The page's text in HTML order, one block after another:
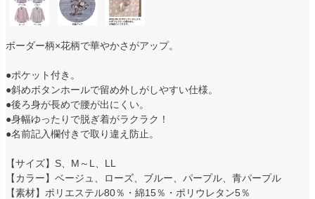
ボーダー柄×花柄で華やかさがアップ。
●ポケット付き。
●斜めボタンホールで留め外しがしやすい仕様。
●後ろ身が長めで腰が出にくい。
●身幅ゆったりで脱ぎ着がラクラク！
●名前記入欄付きで取り違え防止。
【サイズ】S、M～L、LL
【カラー】ベージュ、ローズ、ブルー、パープル、青パープル
【素材】ポリエステル80％・綿15％・ポリウレタン5％